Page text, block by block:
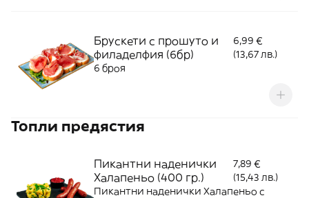
Брускети с прошуто и
филаделфия (6бр)
6,99 €
(13,67 лв.)
6 броя
Топли предястия
Пикантни наденички
Халапеньо (400 гр.)
7,89 €
(15,43 лв.)
Пикантни наденички Халапеньо с